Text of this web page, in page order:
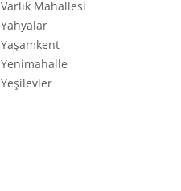
Varlık Mahallesi
Yahyalar
Yaşamkent
Yenimahalle
Yeşilevler